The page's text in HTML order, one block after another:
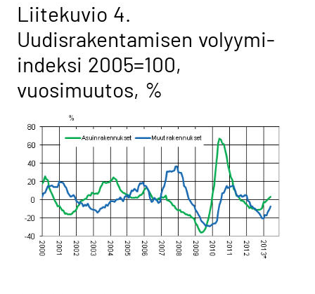
Liitekuvio 4.
Uudisrakentamisen volyymi-
indeksi 2005=100,
vuosimuutos, %